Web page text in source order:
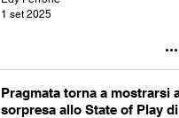
1 set 2025
Pragmata torna a mostrarsi a
sorpresa allo State of Play di